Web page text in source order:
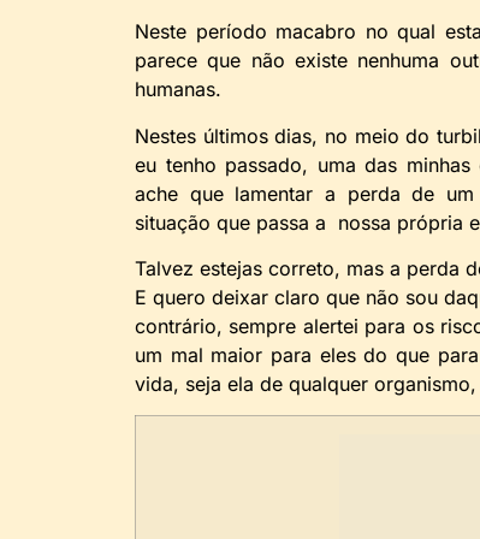
Neste período macabro no qual
parece que não existe nenhuma
humanas.
Nestes últimos dias, no meio do
eu tenho passado, uma das
ache que lamentar a perda de
situação que passa a nossa própria
Talvez estejas correto, mas a perda
E quero deixar claro que não sou
contrário, sempre alertei para os
um mal maior para eles do que
vida, seja ela de qualquer